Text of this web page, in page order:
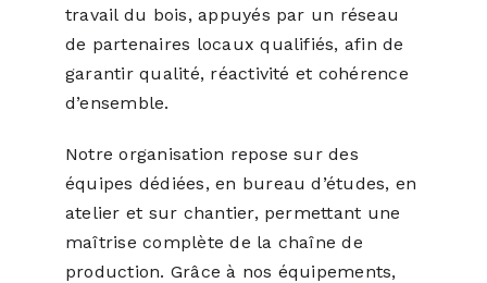
travail du bois, appuyés par un réseau
de partenaires locaux qualifiés, afin de
garantir qualité, réactivité et cohérence
d’ensemble.
Notre organisation repose sur des
équipes dédiées, en bureau d’études, en
atelier et sur chantier, permettant une
maîtrise complète de la chaîne de
production. Grâce à nos équipements,